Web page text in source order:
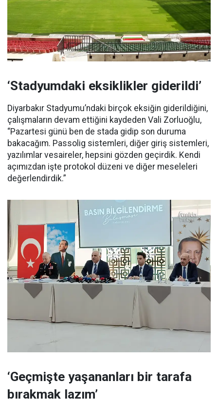
‘Stadyumdaki eksiklikler giderildi’
Diyarbakır Stadyumu’ndaki birçok eksiğin giderildiğini,
çalışmaların devam ettiğini kaydeden Vali Zorluoğlu,
“Pazartesi günü ben de stada gidip son duruma
bakacağım. Passolig sistemleri, diğer giriş sistemleri,
yazılımlar vesaireler, hepsini gözden geçirdik. Kendi
açımızdan işte protokol düzeni ve diğer meseleleri
değerlendirdik.”
‘Geçmişte yaşananları bir tarafa
bırakmak lazım’